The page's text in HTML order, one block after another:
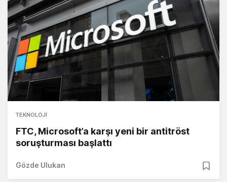
TEKNOLOJI
FTC, Microsoft’a karşı yeni bir antitröst
soruşturması başlattı
Gözde Ulukan